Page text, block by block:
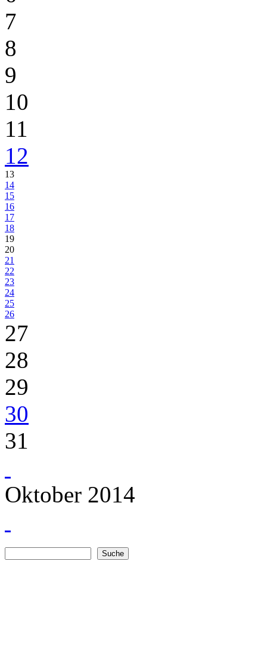
7
8
9
10
11
12
13
14
15
16
17
18
19
20
21
22
23
24
25
26
27
28
29
30
31
Oktober 2014